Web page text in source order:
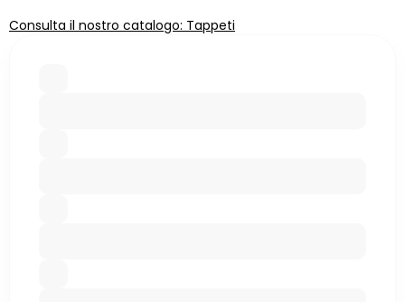
Consulta il nostro catalogo: Tappeti